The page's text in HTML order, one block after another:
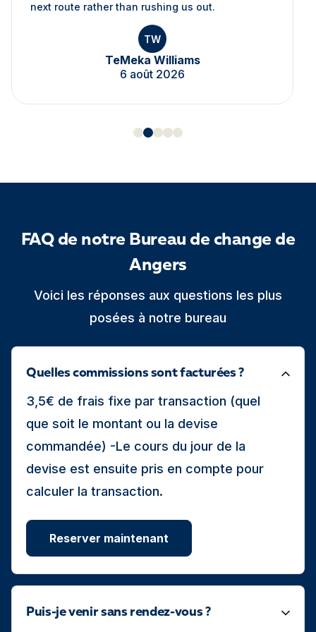
next route rather than rushing us out.
TW
TeMeka Williams
6 août 2026
FAQ de notre Bureau de change de
Angers
Voici les réponses aux questions les plus
posées à notre bureau
Quelles commissions sont facturées ?
3,5€ de frais fixe par transaction (quel
que soit le montant ou la devise
commandée) -Le cours du jour de la
devise est ensuite pris en compte pour
calculer la transaction.
Reserver maintenant
Puis-je venir sans rendez-vous ?